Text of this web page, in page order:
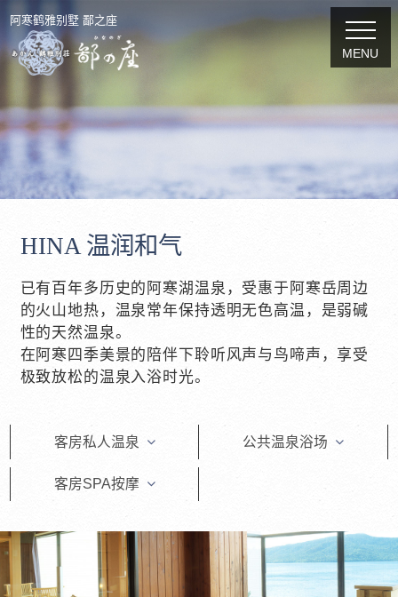
阿寒鹤雅别墅 鄙之座
MENU
HINA 温润和气
已有百年多历史的阿寒湖温泉，受惠于阿寒岳周边
的火山地热，温泉常年保持透明无色高温，是弱碱
性的天然温泉。
在阿寒四季美景的陪伴下聆听风声与鸟啼声，享受
极致放松的温泉入浴时光。
客房私人温泉 公共温泉浴场
客房SPA按摩